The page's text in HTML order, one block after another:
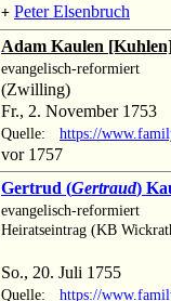
+ Peter Elsenbruch
Adam Kaulen
evangelisch-reformiert
(Zwilling)
Fr., 2. November 1753
Quelle: https://
vor 1757
Gertrud (Gertraud)
evangelisch-reformiert
Heiratseintrag (KB
So., 20. Juli 1755
Quelle: https://